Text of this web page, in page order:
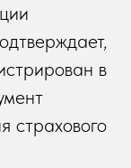
в
страхового